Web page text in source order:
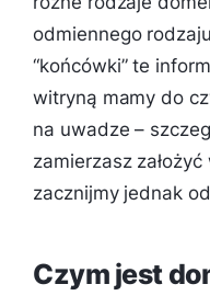
odmiennego
“końcówki” te
witryną mamy do
na uwadze –
zamierzasz
zacznijmy jednak
Czym jest